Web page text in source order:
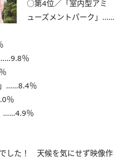
○第4位／「室内型アミ
ューズメントパーク」……
％
……8.4％
％
……4.9％
した！ 天候を気にせず映像作